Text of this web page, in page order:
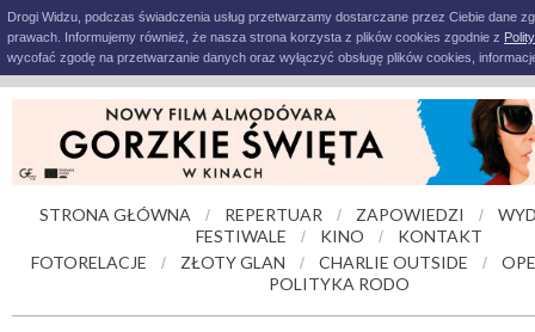
Drogi Widzu, podczas świadczenia usług przetwarzamy dostarczane przez Ciebie dane
prawach. Informujemy również, że nasza strona korzysta z plików cookies zgodnie z
wycofać zgodę na przetwarzanie danych oraz wyłączyć obsługę plików cookies,
STRONA GŁÓWNA / REPERTUAR / ZAPOWIEDZI /
FESTIWALE
/ KINO /
KONTAKT
FOTORELACJE
/ ZŁOTY GLAN / CHARLIE OUTSIDE /
POLITYKA RODO